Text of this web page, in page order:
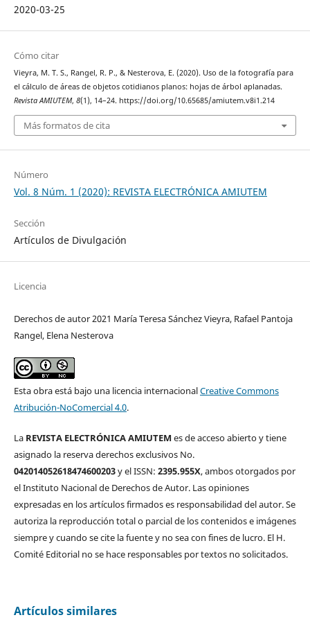
2020-03-25
Cómo citar
Vieyra, M. T. S., Rangel, R. P., & Nesterova, E. (2020). Uso de la fotografía para
el cálculo de áreas de objetos cotidianos planos: hojas de árbol aplanadas.
Revista AMIUTEM, 8(1), 14–24. https://doi.org/10.65685/amiutem.v8i1.214
Más formatos de cita
Número
Vol. 8 Núm. 1 (2020): REVISTA ELECTRÓNICA AMIUTEM
Sección
Artículos de Divulgación
Licencia
Derechos de autor 2021 María Teresa Sánchez Vieyra, Rafael Pantoja
Rangel, Elena Nesterova
Esta obra está bajo una licencia internacionalCreative Commons
Atribución-NoComercial 4.0.
La REVISTA ELECTRÓNICA AMIUTEM es de acceso abierto y tiene
asignado la reserva derechos exclusivos No.
042014052618474600203y el ISSN: 2395.955X, ambos otorgados por
el Instituto Nacional de Derechos de Autor. Las opiniones
expresadas en los artículos firmados es responsabilidad del autor. Se
autoriza la reproducción total o parcial de los contenidos e imágenes
siempre y cuando se cite la fuente y no sea con fines de lucro. El H.
Comité Editorial no se hace responsables por textos no solicitados.
Artículos similares